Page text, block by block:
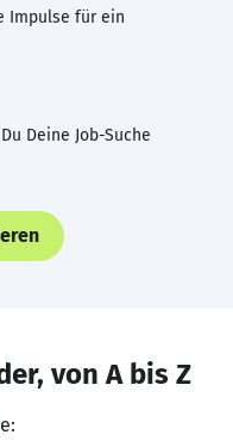
Impulse für ein
Deine Job-Suche
von A bis Z